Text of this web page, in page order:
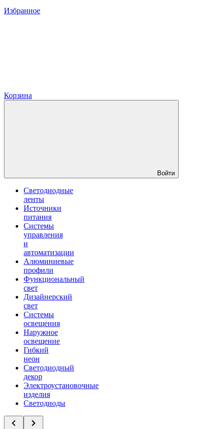
Избранное
Корзина
Войти
Светодиодные
ленты
Источники
питания
Системы
управления
и
автоматизации
Алюминиевые
профили
Функциональный
свет
Дизайнерский
свет
Системы
освещения
Наружное
освещение
Гибкий
неон
Светодиодный
декор
Электроустановочные
изделия
Светодиоды